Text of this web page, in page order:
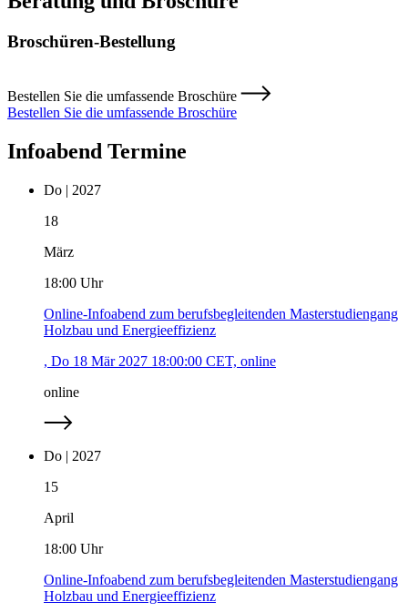
Broschüren-Bestellung
Bestellen Sie die umfassende Broschüre
Bestellen Sie die umfassende Broschüre
Infoabend Termine
Do | 2027
18
März
18:00 Uhr
Online-Infoabend zum berufsbegleitenden Masterstudiengang
Holzbau und Energieeffizienz
, Do 18 Mär 2027 18:00:00 CET, online
online
Do | 2027
15
April
18:00 Uhr
Online-Infoabend zum berufsbegleitenden Masterstudiengang
Holzbau und Energieeffizienz